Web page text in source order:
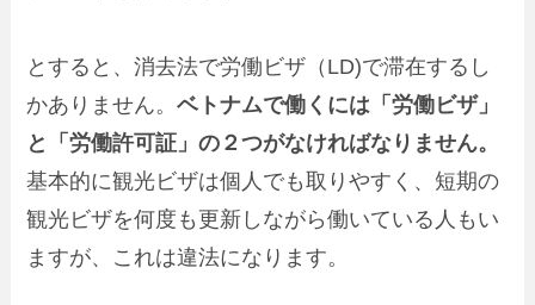
とすると、消去法で労働ビザ（LD)で滞在するし
かありません。ベトナムで働くには「労働ビザ」
と「労働許可証」の２つがなければなりません。
基本的に観光ビザは個人でも取りやすく、短期の
観光ビザを何度も更新しながら働いている人もい
ますが、これは違法になります。